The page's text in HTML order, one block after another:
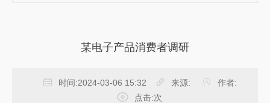
某电子产品消费者调研
时间:2024-03-06 15:32 来源:
作者:
点击:次